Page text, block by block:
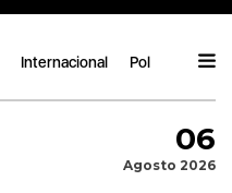
Internacional Política
06
Agosto 2026